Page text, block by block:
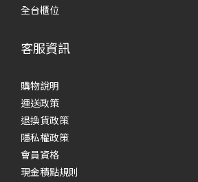
全台櫃位
客服資訊
購物說明
運送政策
退換貨政策
隱私權政策
會員資格
現金積點規則